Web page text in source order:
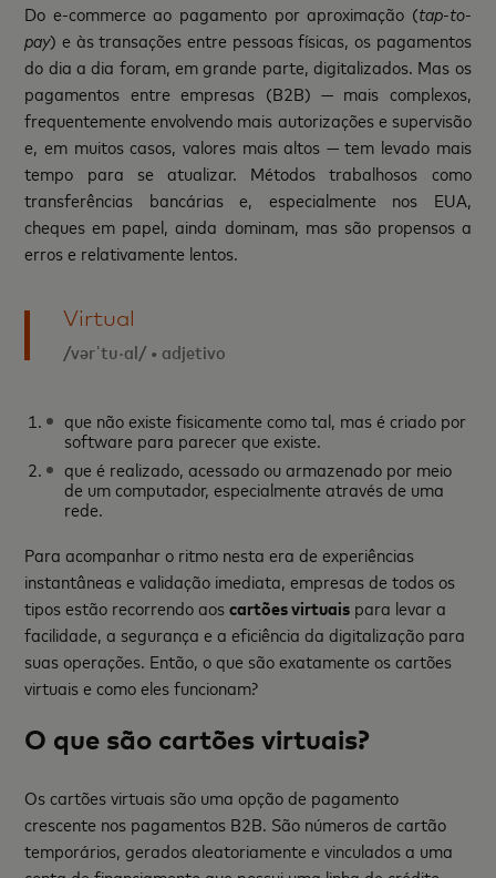
Do e-commerce ao pagamento por aproximação (tap-to-
pay) e às transações entre pessoas físicas, os pagamentos
do dia a dia foram, em grande parte, digitalizados. Mas os
pagamentos entre empresas (B2B) — mais complexos,
frequentemente envolvendo mais autorizações e supervisão
e, em muitos casos, valores mais altos — tem levado mais
tempo para se atualizar. Métodos trabalhosos como
transferências bancárias e, especialmente nos EUA,
cheques em papel, ainda dominam, mas são propensos a
erros e relativamente lentos.
Virtual
/vərˈtu·al/ • adjetivo
que não existe fisicamente como tal, mas é criado por
software para parecer que existe.
que é realizado, acessado ou armazenado por meio
de um computador, especialmente através de uma
rede.
Para acompanhar o ritmo nesta era de experiências
instantâneas e validação imediata, empresas de todos os
tipos estão recorrendo aoscartões virtuais para levar a
facilidade, a segurança e a eficiência da digitalização para
suas operações. Então, o que são exatamente os cartões
virtuais e como eles funcionam?
O que são cartões virtuais?
Os cartões virtuais são uma opção de pagamento
crescente nos pagamentos B2B. São números de cartão
temporários, gerados aleatoriamente e vinculados a uma